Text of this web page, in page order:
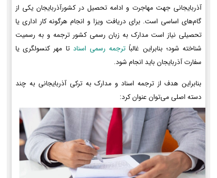
آذربایجانی جهت مهاجرت و ادامه تحصیل در کشورآذربایجان یکی از
گام‌های اساسی است. برای دریافت ویزا و انجام هرگونه کار اداری یا
تحصیلی نیاز است مدارک به زبان رسمی کشور ترجمه و به رسمیت
شناخته شود؛ بنابراین غالباً ترجمه رسمی اسناد تا مهر کنسولگری یا
سفارت آذربایجان باید انجام شود.
بنابراین هدف از ترجمه اسناد و مدارک به ترکی آذربایجانی به چند
دسته اصلی می‌توان عنوان کرد: